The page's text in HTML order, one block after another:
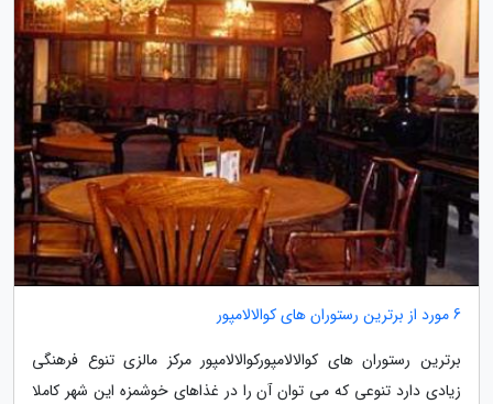
6 مورد از برترین رستوران های کوالالامپور
برترین رستوران های کوالالامپورکوالالامپور مرکز مالزی تنوع فرهنگی
زیادی دارد تنوعی که می توان آن را در غذاهای خوشمزه این شهر کاملا